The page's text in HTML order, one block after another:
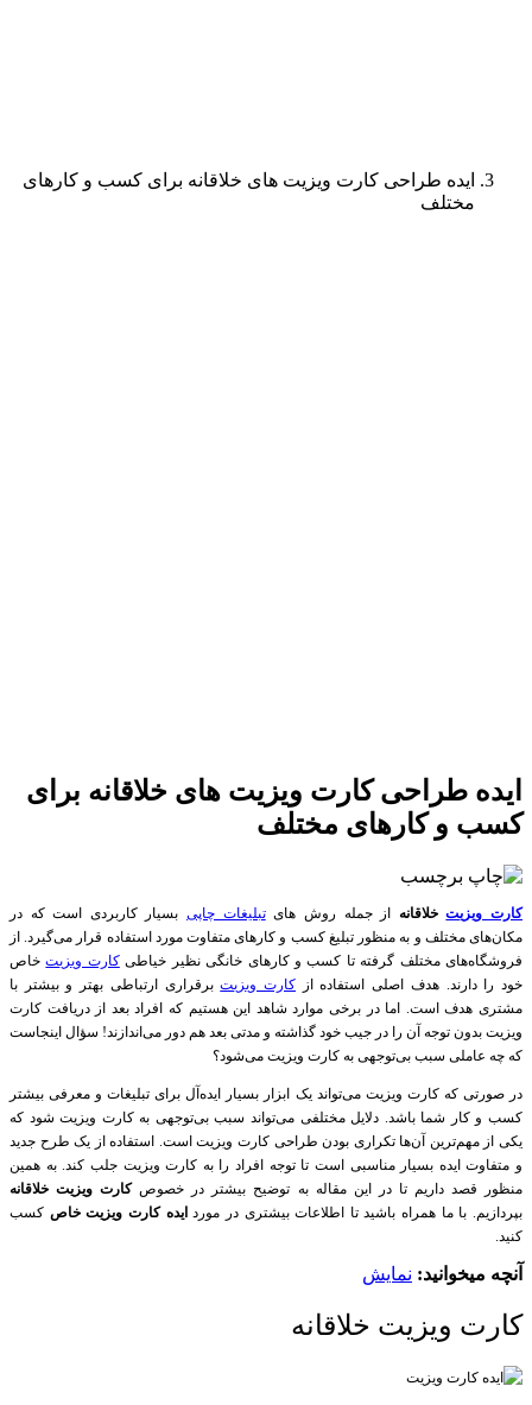
ایده طراحی کارت ویزیت های خلاقانه برای کسب و کارهای
مختلف
ایده طراحی کارت ویزیت های خلاقانه برای
کسب و کارهای مختلف
کارت ویزیتخلاقانه از جمله روش هایتبلیغات چاپیبسیار کاربردی است که در
مکان‌های مختلف و به منظور تبلیغ کسب و کار‌های متفاوت مورد استفاده قرار می‌گیرد. از
فروشگاه‌های مختلف گرفته تا کسب و کار‌های خانگی نظیر خیاطیکارت ویزیتخاص
خود را دارند. هدف اصلی استفاده از کارت ویزیتبرقراری ارتباطی بهتر و بیشتر با
مشتری هدف است. اما در برخی موارد شاهد این هستیم که افراد بعد از دریافت کارت
ویزیت بدون توجه آن را در جیب خود گذاشته و مدتی بعد هم دور می‌اندازند! سؤال اینجاست
که چه عاملی سبب بی‌توجهی به کارت ویزیت می‌شود؟
در صورتی که کارت ویزیت می‌تواند یک ابزار بسیار ایده‌آل برای تبلیغات و معرفی بیشتر
کسب و کار شما باشد. دلایل مختلفی می‌تواند سبب بی‌توجهی به کارت ویزیت شود که
یکی از مهم‌ترین آن‌ها تکراری بودن طراحی کارت ویزیت است. استفاده از یک طرح جدید
و متفاوت ایده بسیار مناسبی است تا توجه افراد را به کارت ویزیت جلب کند. به همین
منظور قصد داریم تا در این مقاله به توضیح بیشتر در خصوصکارت ویزیت خلاقانه
بپردازیم. با ما همراه باشید تا اطلاعات بیشتری در موردایده کارت ویزیت خاص کسب
کنید.
آنچه میخوانید: نمایش
کارت ویزیت خلاقانه